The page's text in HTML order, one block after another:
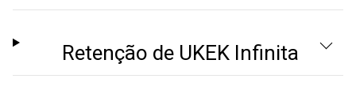
Retenção de UKEK Infinita